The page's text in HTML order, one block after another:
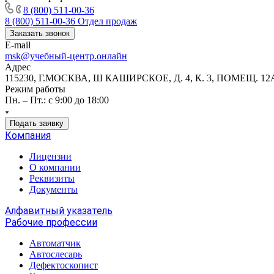
8 (800) 511-00-36
8 (800) 511-00-36 Отдел продаж
Заказать звонок
E-mail
msk@учебный-центр.онлайн
Адрес
115230, Г.МОСКВА, Ш КАШИРСКОЕ, Д. 4, К. 3, ПОМЕЩ.
Режим работы
Пн. – Пт.: с 9:00 до 18:00
Подать заявку
Компания
Лицензии
О компании
Реквизиты
Документы
Алфавитный указатель
Рабочие профессии
Автоматчик
Автослесарь
Дефектоскопист